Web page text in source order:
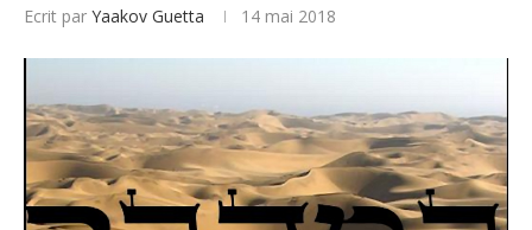
Ecrit par Yaakov Guetta 14 mai 2018